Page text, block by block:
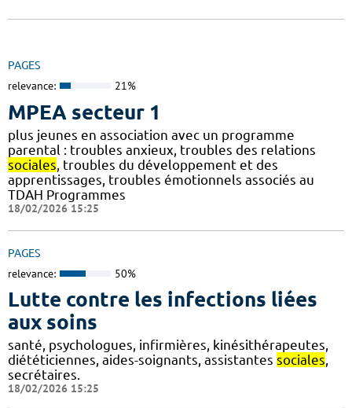
PAGES
relevance: 21%
MPEA secteur 1
plus jeunes en association avec un programme
parental : troubles anxieux, troubles des relations
sociales , troubles du développement et des
apprentissages, troubles émotionnels associés au
TDAH Programmes
18/02/2026 15:25
PAGES
relevance: 50%
Lutte contre les infections liées
aux soins
santé, psychologues, infirmières, kinésithérapeutes,
diététiciennes, aides-soignants, assistantes sociales,
secrétaires.
18/02/2026 15:25